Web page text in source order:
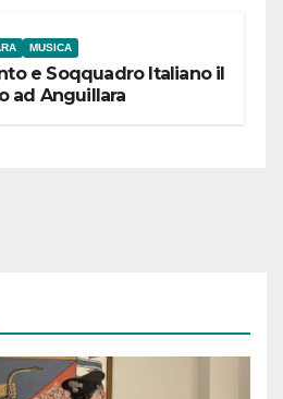
MUSICA
e Soqquadro Italiano il
ad Anguillara